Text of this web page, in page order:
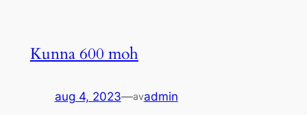
Kunna 600 moh
aug 4, 2023—avadmin